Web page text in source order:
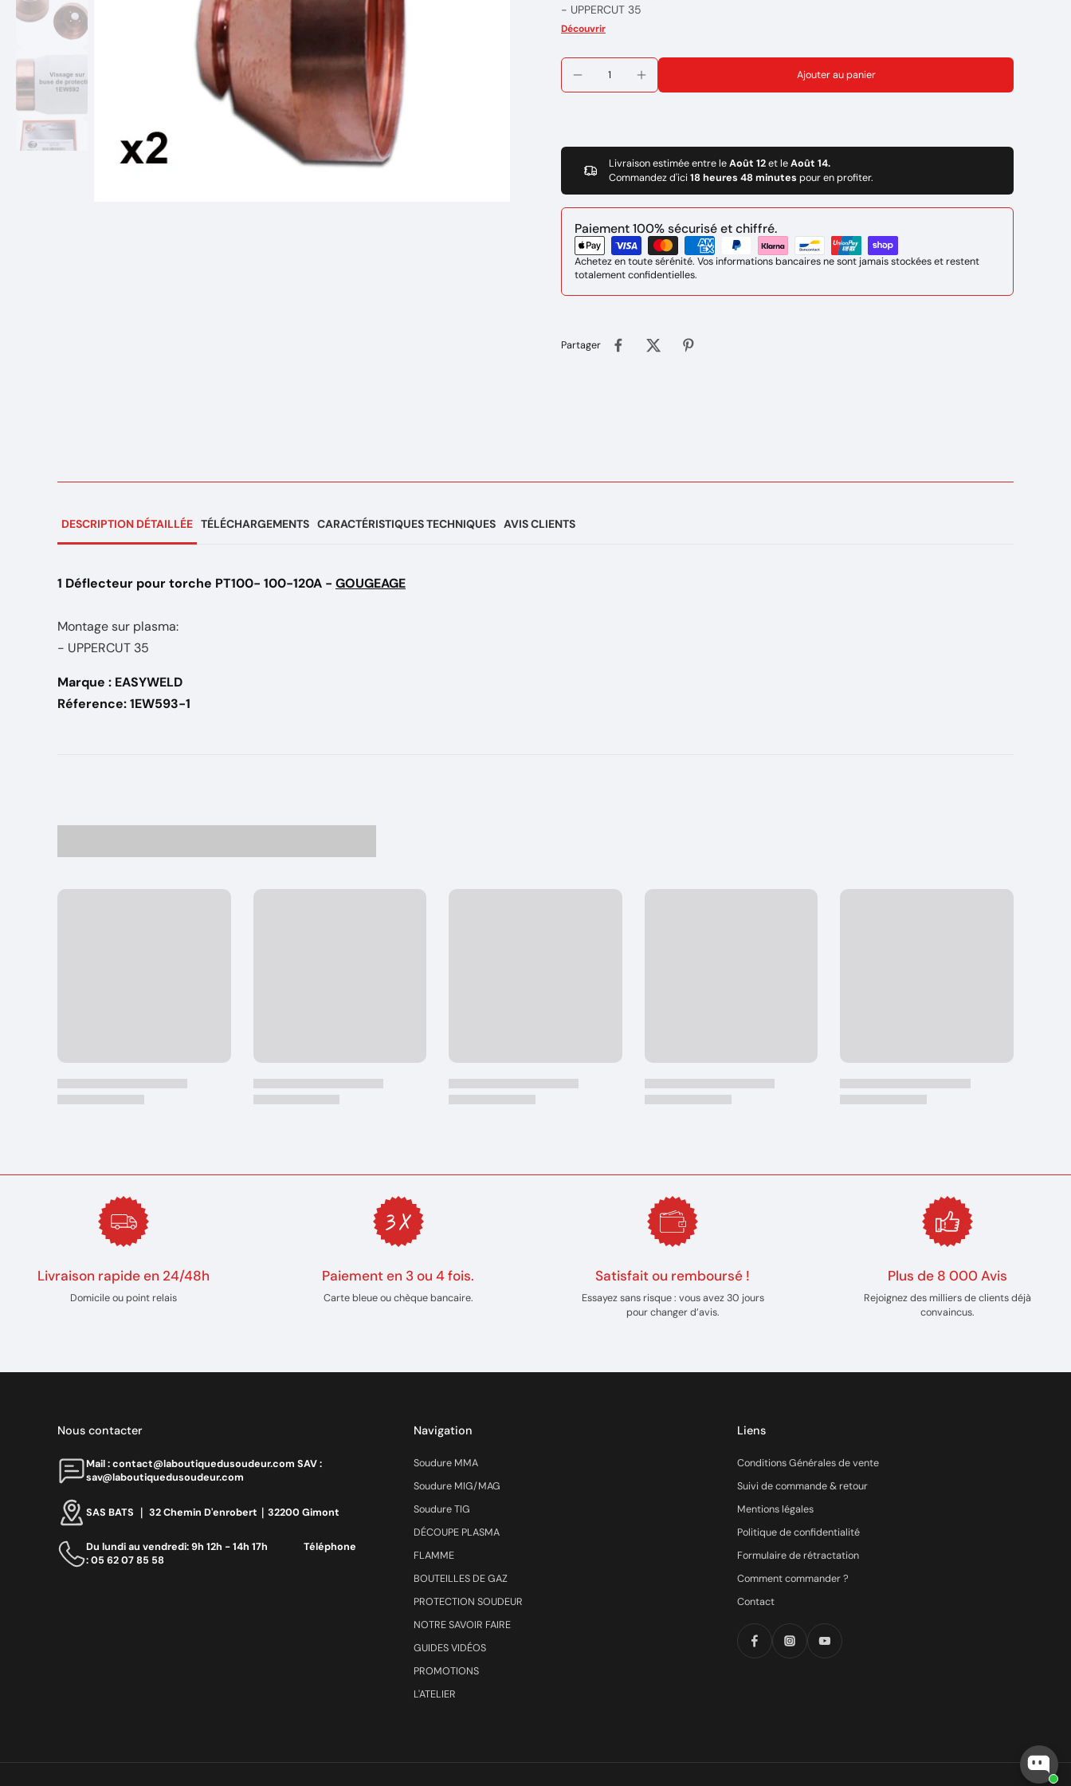
- UPPERCUT 35
Marque : EASYWELD
Découvrir
Ajouter au panier
Livraison estimée entre leAoût 12et leAoût 14.
Commandez d'ici18 heures 48 minutes pour en profiter.
Paiement 100% sécurisé et chiffré.
Achetez en toute sérénité. Vos informations bancaires ne sont jamais stockées et restent
totalement confidentielles.
Partager
DESCRIPTION DÉTAILLÉE TÉLÉCHARGEMENTS CARACTÉRISTIQUES TECHNIQUES AVIS CLIENTS
1 Déflecteur pour torche PT100- 100-120A - GOUGEAGE
Montage sur plasma:
- UPPERCUT 35
Marque : EASYWELD
Réference: 1EW593-1
Livraison rapide en 24/48h
Domicile ou point relais
Paiement en 3 ou 4 fois.
Carte bleue ou chèque bancaire.
Satisfait ou remboursé !
Essayez sans risque : vous avez 30 jours
pour changer d’avis.
Plus de 8 000 Avis
Rejoignez des milliers de clients déjà
convaincus.
Nous contacter
Mail : contact@laboutiquedusoudeur.comㅤㅤㅤㅤ SAV :
sav@laboutiquedusoudeur.com
SAS BATS ｜ 32 Chemin D'enrobert｜32200 Gimont
Du lundi au vendredi: 9h 12h - 14h 17h ‎ ‎ ‎ ‎ ‎ ‎ ‎ ‎ ‎ ‎ ‎ ‎ ‎ ‎‎ Téléphone
: 05 62 07 85 58
Navigation
Soudure MMA
Soudure MIG/MAG
Soudure TIG
DÉCOUPE PLASMA
FLAMME
BOUTEILLES DE GAZ
PROTECTION SOUDEUR
NOTRE SAVOIR FAIRE
GUIDES VIDÉOS
PROMOTIONS
L'ATELIER
Liens
Conditions Générales de vente
Suivi de commande & retour
Mentions légales
Politique de confidentialité
Formulaire de rétractation
Comment commander ?
Contact